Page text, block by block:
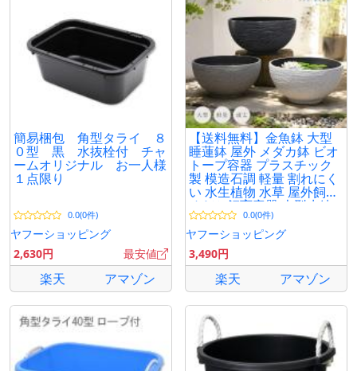
簡易梱包 角型タライ ８
０型 黒 水抜栓付 チャ
ームオリジナル お一人様
１点限り
0.0(0件)
ヤフーショッピング
2,630円
最安値
楽天 アマゾン
【送料無料】金魚鉢 大型
睡蓮鉢 屋外 メダカ鉢 ビオ
トープ容器 プラスチック
製 模造石調 軽量 割れにく
い 水生植物 水草 屋外飼育
めだか飼育容器 大型水鉢
ガーデニング
0.0(0件)
ヤフーショッピング
3,490円
楽天 アマゾン